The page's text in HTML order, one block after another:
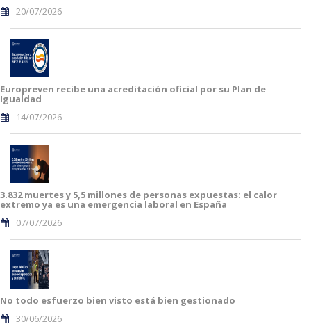
20/07/2026
Europreven recibe una acreditación oficial por su Plan de
Igualdad
14/07/2026
3.832 muertes y 5,5 millones de personas expuestas: el calor
extremo ya es una emergencia laboral en España
07/07/2026
No todo esfuerzo bien visto está bien gestionado
30/06/2026